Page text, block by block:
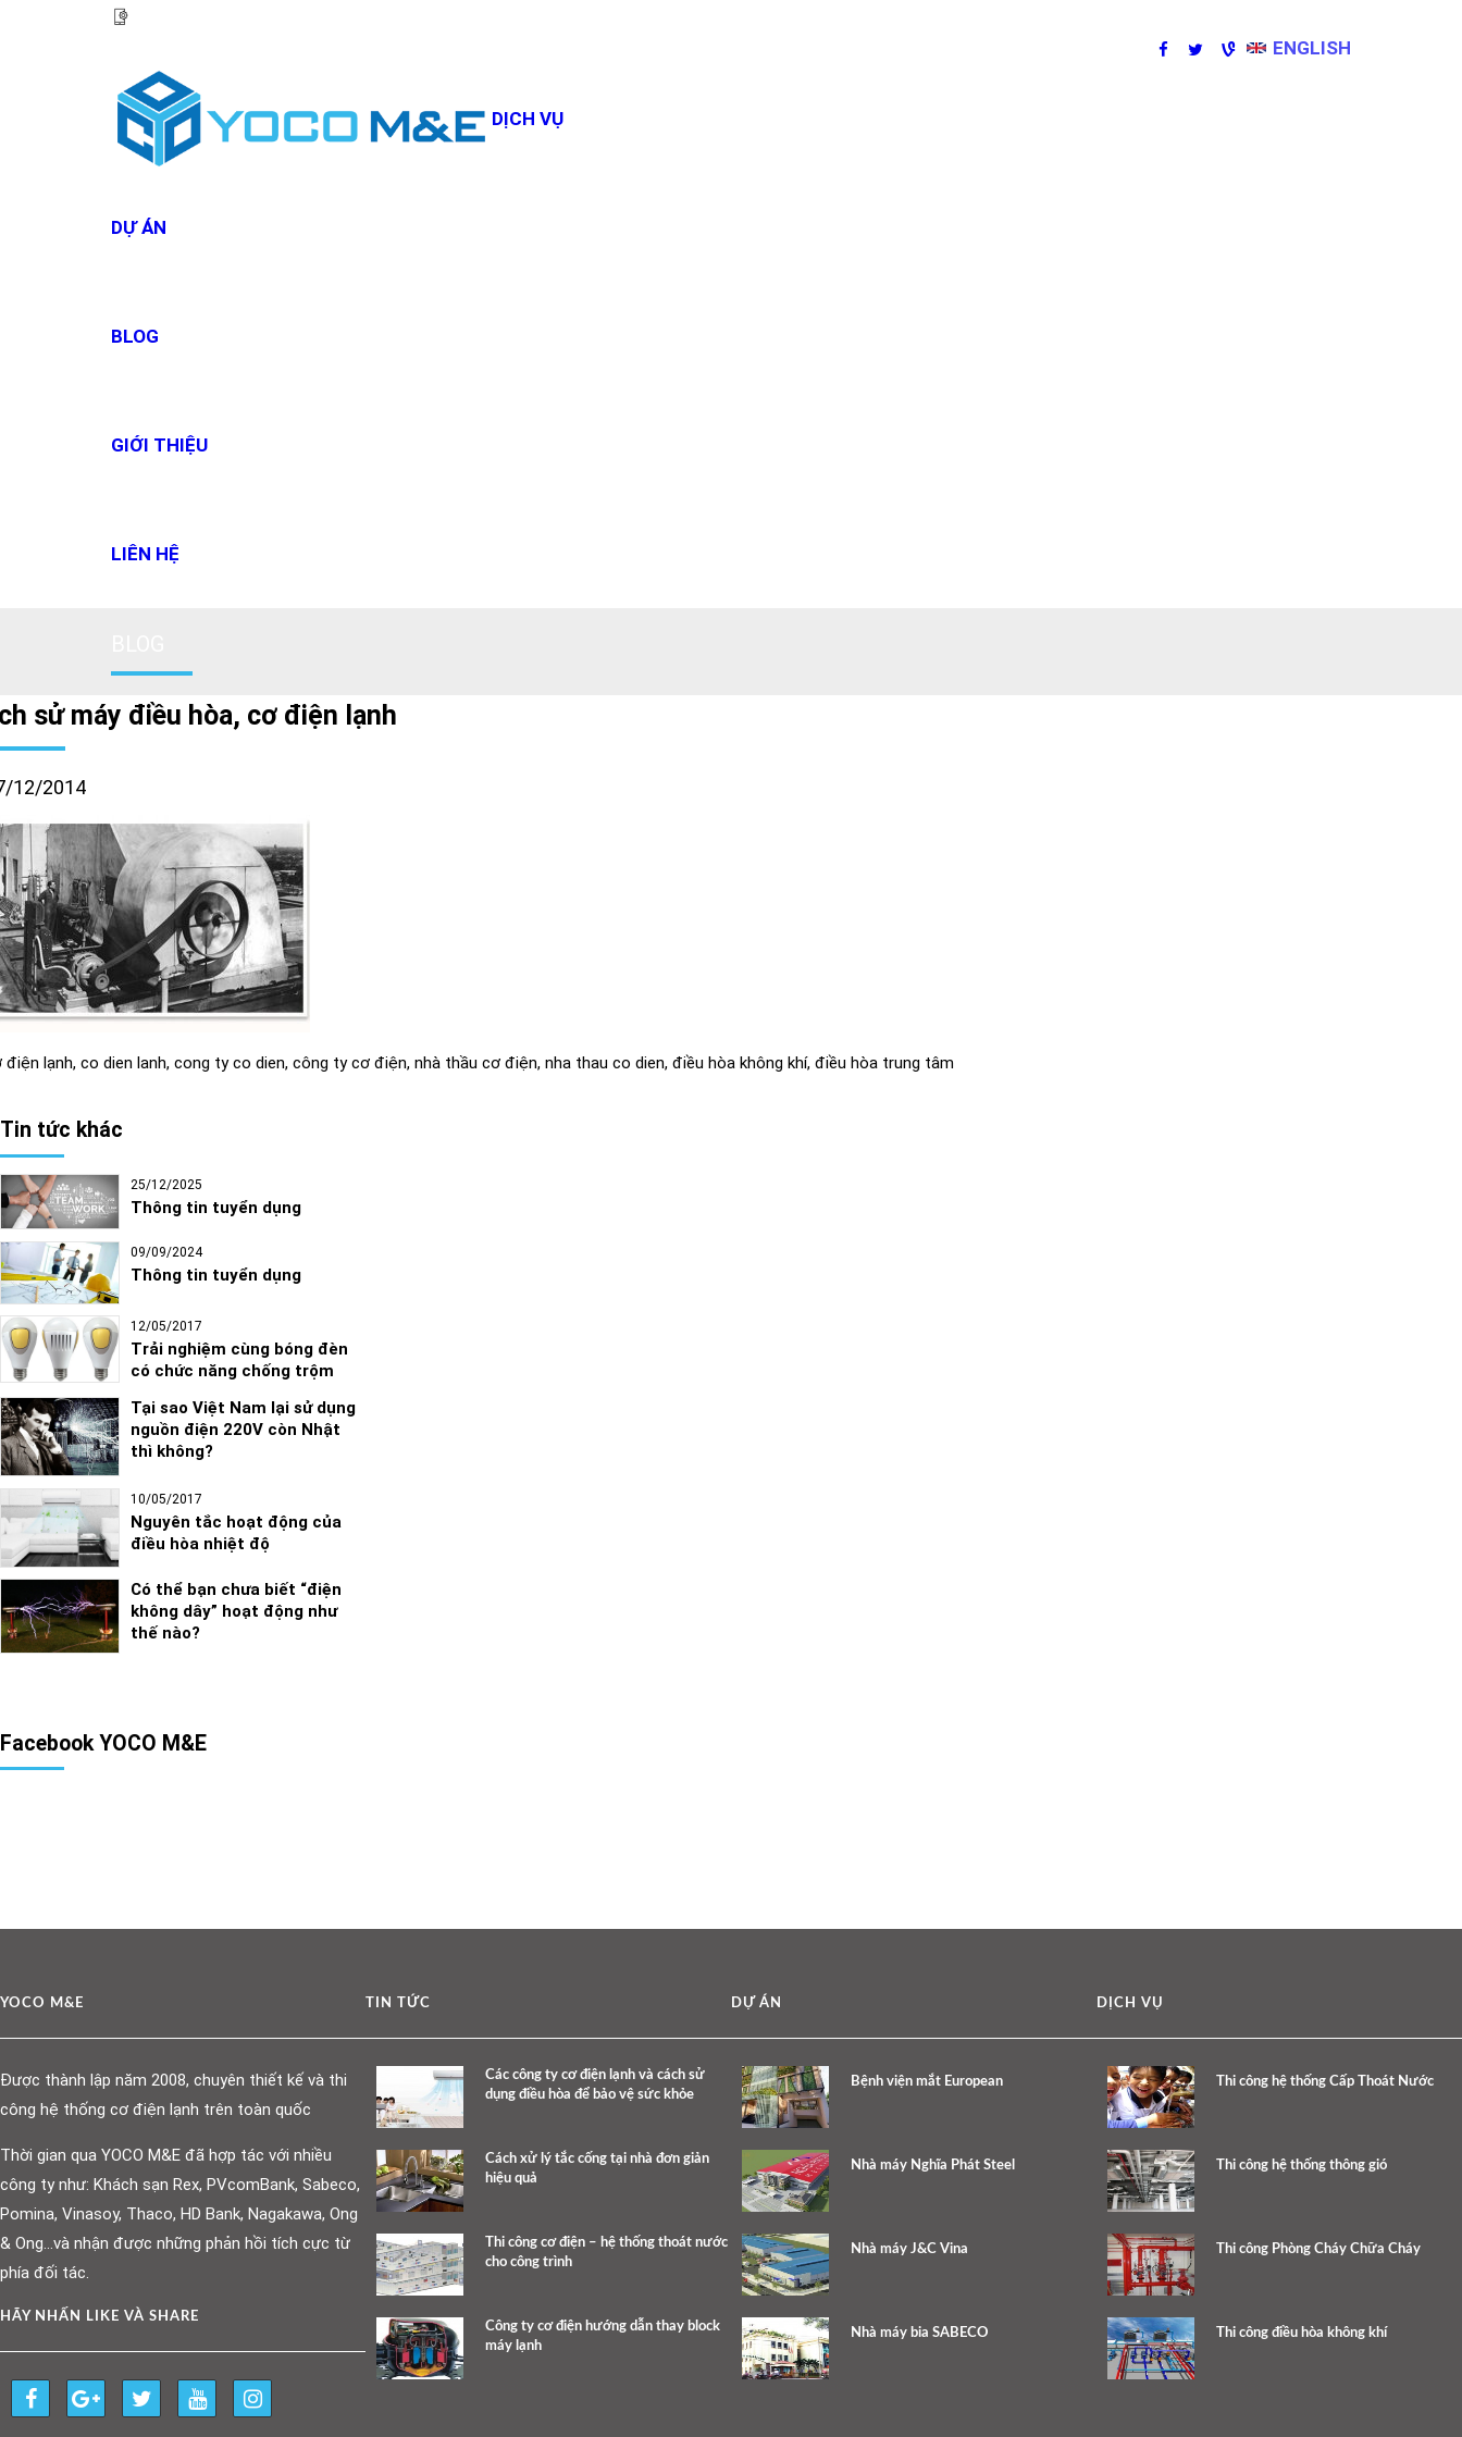
ENGLISH
DỊCH VỤ
DỰ ÁN
BLOG
GIỚI THIỆU
LIÊN HỆ
sử máy điều hòa, cơ điện lạnh
12/2014
điện lạnh, co dien lanh, cong ty co dien, công ty cơ điện, nhà thầu cơ điện, nha thau co dien, điều hòa không khí, điều hòa trung tâm
Tin tức khác
25/12/2025
Thông tin tuyển dụng
09/09/2024
Thông tin tuyển dụng
12/05/2017
Trải nghiệm cùng bóng đèn
có chức năng chống trộm
Tại sao Việt Nam lại sử dụng
nguồn điện 220V còn Nhật
thì không?
10/05/2017
Nguyên tắc hoạt động của
điều hòa nhiệt độ
Có thể bạn chưa biết “điện
không dây” hoạt động như
thế nào?
Facebook YOCO M&E
YOCO M&E
Được thành lập năm 2008, chuyên thiết kế và thi
công hệ thống cơ điện lạnh trên toàn quốc
Thời gian qua YOCO M&E đã hợp tác với nhiều
công ty như: Khách sạn Rex, PVcomBank, Sabeco,
Pomina, Vinasoy, Thaco, HD Bank, Nagakawa, Ong
& Ong…và nhận được những phản hồi tích cực từ
phía đối tác.
HÃY NHẤN LIKE VÀ SHARE
TIN TỨC
Các công ty cơ điện lạnh và cách sử
dụng điều hòa để bảo vệ sức khỏe
Cách xử lý tắc cống tại nhà đơn giản
hiệu quả
Thi công cơ điện – hệ thống thoát nước
cho công trình
Công ty cơ điện hướng dẫn thay block
máy lạnh
DỰ ÁN
Bệnh viện mắt European
Nhà máy Nghĩa Phát Steel
Nhà máy J&C Vina
Nhà máy bia SABECO
DỊCH VỤ
Thi công hệ thống Cấp Thoát Nước
Thi công hệ thống thông gió
Thi công Phòng Cháy Chữa Cháy
Thi công điều hòa không khí